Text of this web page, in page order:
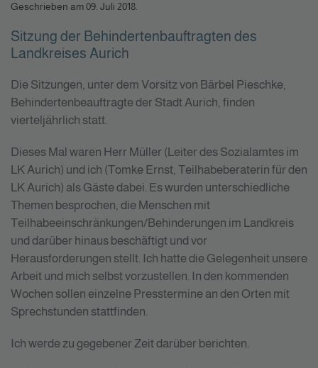
Geschrieben am09. Juli 2018.
Sitzung der Behindertenbauftragten des
Landkreises Aurich
Die Sitzungen, unter dem Vorsitz von Bärbel Pieschke,
Behindertenbeauftragte der Stadt Aurich, finden
vierteljährlich statt.
Dieses Mal waren Herr Müller (Leiter des Sozialamtes im
LK Aurich) und ich (Tomke Ernst, Teilhabeberaterin für den
LK Aurich) als Gäste dabei. Es wurden unterschiedliche
Themen besprochen, die Menschen mit
Teilhabeeinschränkungen/Behinderungen im Landkreis
und darüber hinaus beschäftigt und vor
Herausforderungen stellt. Ich hatte die Gelegenheit unsere
Arbeit und mich selbst vorzustellen. In den kommenden
Wochen sollen einzelne Presstermine an den Orten mit
Sprechstunden stattfinden.
Ich werde zu gegebener Zeit darüber berichten.